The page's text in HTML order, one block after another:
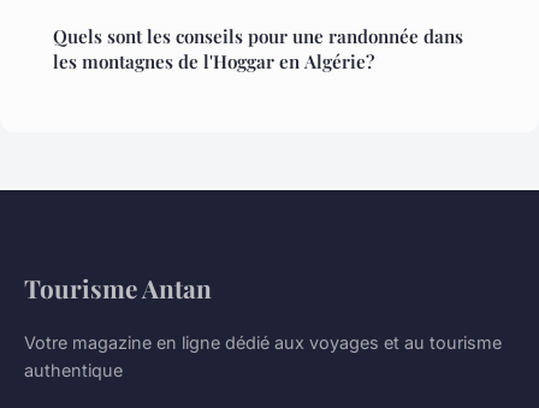
Quels sont les conseils pour une randonnée dans
les montagnes de l'Hoggar en Algérie?
Tourisme Antan
Votre magazine en ligne dédié aux voyages et au tourisme
authentique